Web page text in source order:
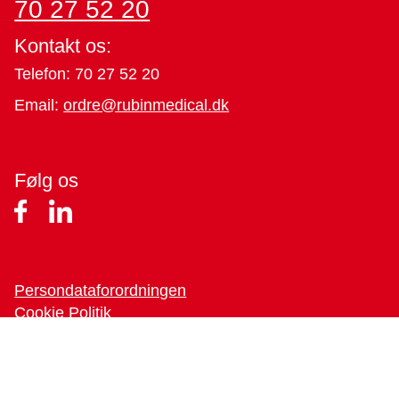
70 27 52 20
Kontakt os:
Telefon: 70 27 52 20
Email:ordre@rubinmedical.dk
Følg os
Persondataforordningen
Cookie Politik